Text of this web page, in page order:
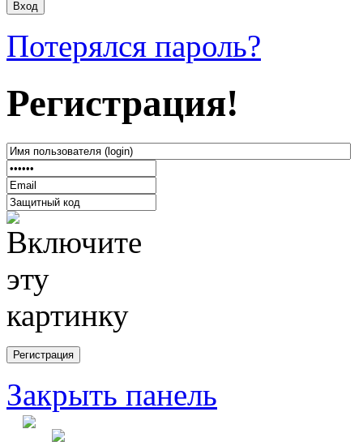
Потерялся пароль?
Регистрация!
Закрыть панель